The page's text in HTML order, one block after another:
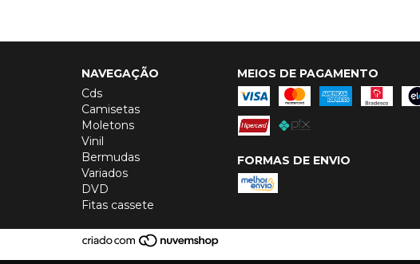
NAVEGAÇÃO
Cds
Camisetas
Moletons
Vinil
Bermudas
Variados
DVD
Fitas cassete
MEIOS DE PAGAMENTO
FORMAS DE ENVIO